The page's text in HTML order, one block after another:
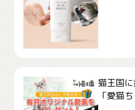
猫王国
「愛猫